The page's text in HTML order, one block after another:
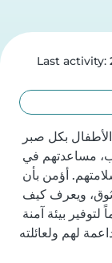
Last activity: